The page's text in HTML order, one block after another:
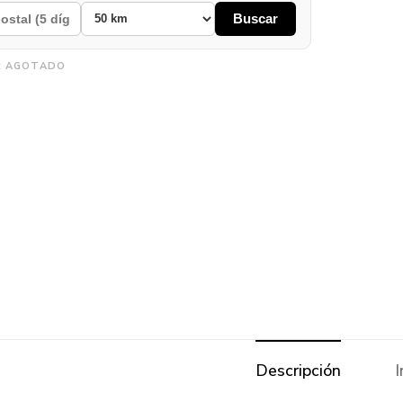
Buscar
AGOTADO
Descripción